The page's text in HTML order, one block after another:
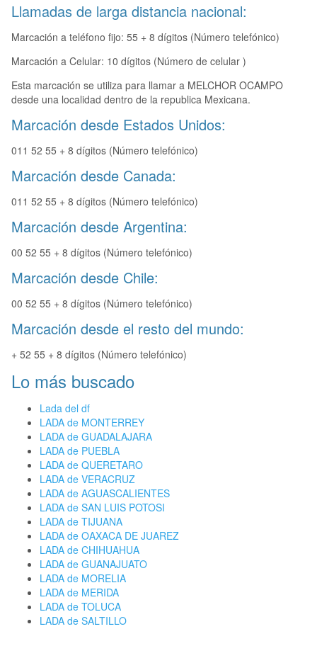
Llamadas de larga distancia nacional:
Marcación a teléfono fijo: 55 + 8 dígitos (Número telefónico)
Marcación a Celular: 10 dígitos (Número de celular )
Esta marcación se utiliza para llamar a MELCHOR OCAMPO
desde una localidad dentro de la republica Mexicana.
Marcación desde Estados Unidos:
011 52 55 + 8 dígitos (Número telefónico)
Marcación desde Canada:
011 52 55 + 8 dígitos (Número telefónico)
Marcación desde Argentina:
00 52 55 + 8 dígitos (Número telefónico)
Marcación desde Chile:
00 52 55 + 8 dígitos (Número telefónico)
Marcación desde el resto del mundo:
+ 52 55 + 8 dígitos (Número telefónico)
Lo más buscado
Lada del df
LADA de MONTERREY
LADA de GUADALAJARA
LADA de PUEBLA
LADA de QUERETARO
LADA de VERACRUZ
LADA de AGUASCALIENTES
LADA de SAN LUIS POTOSI
LADA de TIJUANA
LADA de OAXACA DE JUAREZ
LADA de CHIHUAHUA
LADA de GUANAJUATO
LADA de MORELIA
LADA de MERIDA
LADA de TOLUCA
LADA de SALTILLO